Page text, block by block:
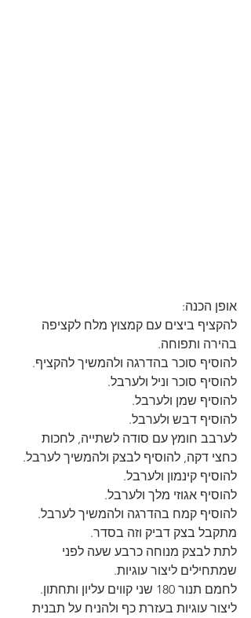
אופן הכנה:
להקציף ביצים עם קמצוץ מלח לקציפה
בהירה ותפוחה.
להוסיף סוכר בהדרגה ולהמשיך להקציף.
להוסיף סוכר וניל ולערבל.
להוסיף שמן ולערבל.
להוסיף דבש ולערבל.
לערבב חומץ עם סודה לשתייה, לחכות
כחצי דקה, להוסיף לבצק ולהמשיך לערבל.
להוסיף קינמון ולערבל.
להוסיף אגוזי מלך ולערבל.
להוסיף קמח בהדרגה ולהמשיך לערבל.
מתקבל בצק דביק וזה בסדר.
לתת לבצק מנוחה כרבע שעה לפני
שמתחילים ליצור עוגיות.
לחמם תנור 180 שני קווים עליון ותחתון.
ליצור עוגיות בעזרת כף ולהניח על תבנית